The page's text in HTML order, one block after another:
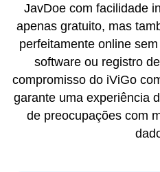
JavDoe com facilidade
apenas gratuito, mas
perfeitamente online
software ou registro
compromisso do iViGo
garante uma experiência
de preocupações com